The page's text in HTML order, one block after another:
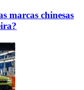
marcas chinesas